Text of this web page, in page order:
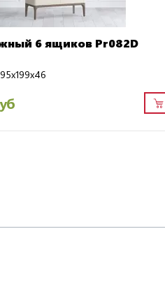
6 ящиков Pr082D
95x199x46